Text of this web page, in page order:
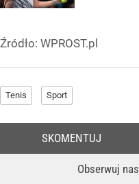
Źródło: WPROST.pl
Tenis Sport
Obserwuj nas
SKOMENTUJ